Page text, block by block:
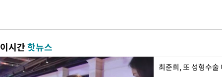
이시간핫뉴스
최준희, 또 성형수